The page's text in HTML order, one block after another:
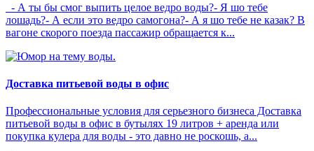
- А ты бы смог выпить целое ведро воды?- Я шо тебе
лошадь?- А если это ведро самогона?- А я шо тебе не казак? В
вагоне скорого поезда пассажир обращается к...
Доставка питьевой воды в офис
Профессиональные условия для серьезного бизнеса Доставка
питьевой воды в офис в бутылях 19 литров + аренда или
покупка кулера для воды - это давно не роскошь, а...